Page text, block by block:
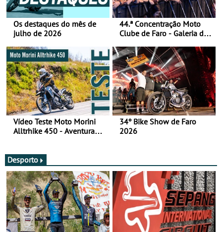
Os destaques do mês de
julho de 2026
44.ª Concentração Moto
Clube de Faro - Galeria de
Vídeo Teste Moto Morini
Alltrhike 450 - Aventura
34º Bike Show de Faro
2026
Desporto